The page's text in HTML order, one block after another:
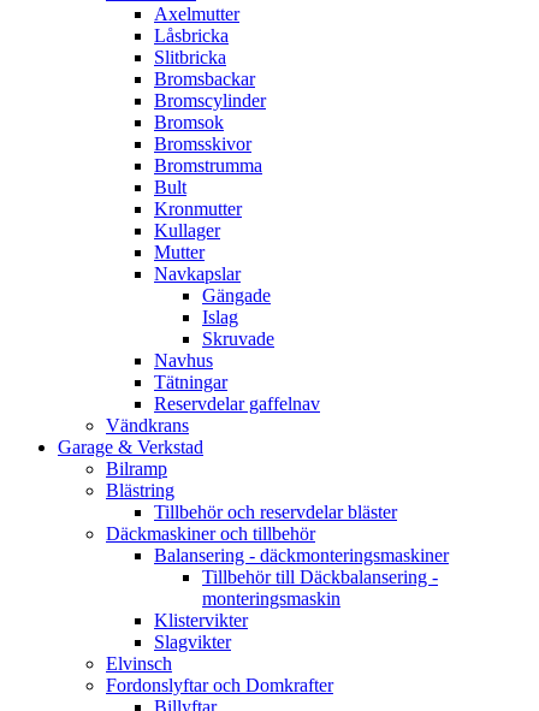
Axelmutter
Låsbricka
Slitbricka
Bromsbackar
Bromscylinder
Bromsok
Bromsskivor
Bromstrumma
Bult
Kronmutter
Kullager
Mutter
Navkapslar
Gängade
Islag
Skruvade
Navhus
Tätningar
Reservdelar gaffelnav
Vändkrans
Garage & Verkstad
Bilramp
Blästring
Tillbehör och reservdelar bläster
Däckmaskiner och tillbehör
Balansering - däckmonteringsmaskiner
Tillbehör till Däckbalansering -
monteringsmaskin
Klistervikter
Slagvikter
Elvinsch
Fordonslyftar och Domkrafter